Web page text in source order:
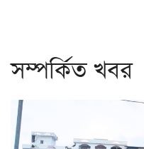
সম্পর্কিত খবর